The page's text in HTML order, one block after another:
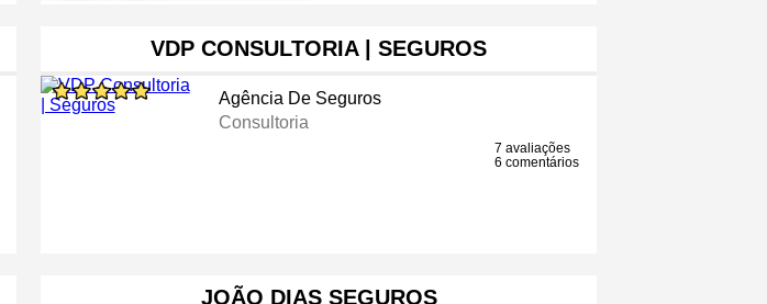
VDP CONSULTORIA | SEGUROS
Agência De Seguros
Consultoria
7 avaliações
6 comentários
JOÃO DIAS SEGUROS